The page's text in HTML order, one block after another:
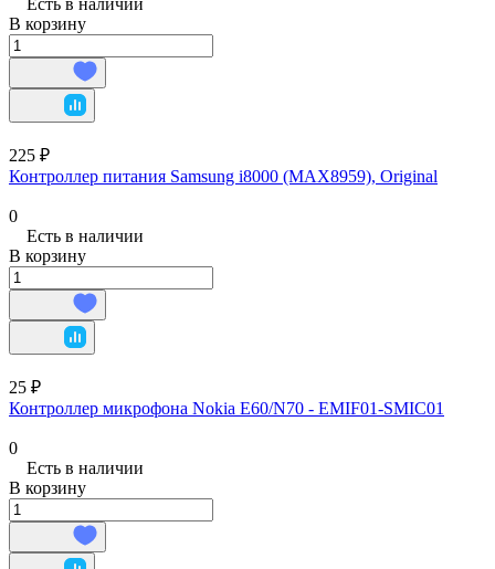
В корзину
225 ₽
Контроллер питания Samsung i8000 (MAX8959), Original
0
Есть в наличии
В корзину
25 ₽
Контроллер микрофона Nokia E60/N70 - EMIF01-SMIC01
0
Есть в наличии
В корзину